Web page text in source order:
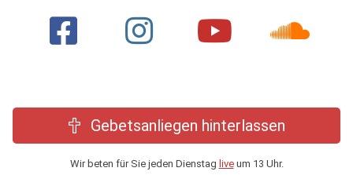
Gebetsanliegen hinterlassen
Wir beten für Sie jeden Dienstag liveum 13 Uhr.